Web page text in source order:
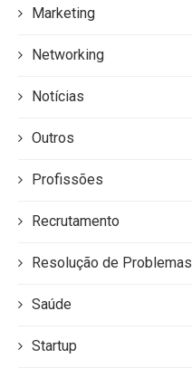
Marketing
Networking
Notícias
Outros
Profissões
Recrutamento
Resolução de Problemas
Saúde
Startup